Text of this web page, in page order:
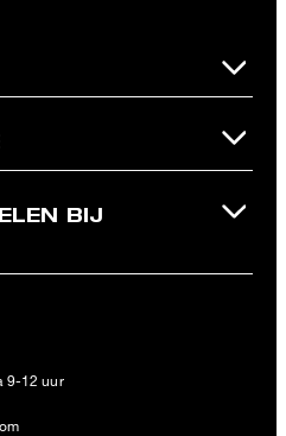
worden ingewisseld. Deze
in contant geld. Bij
Algemene Voorwaarden voor
BIJ
9-12 uur